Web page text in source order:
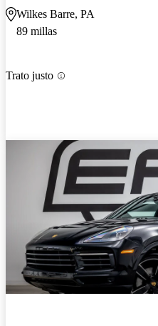
Wilkes Barre, PA
89 millas
Trato justo